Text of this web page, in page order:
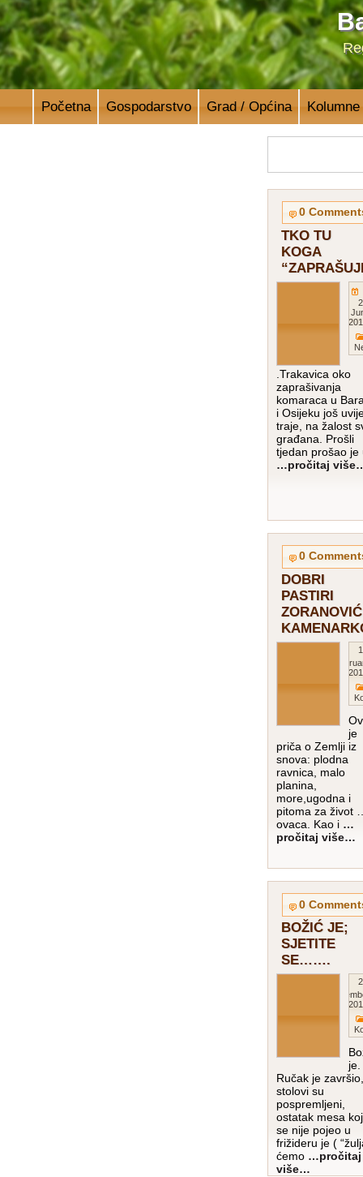
Početna Gospodarstvo Grad / Općina Kolumne
0
TKO TU
KOGA
.Trakavica oko
zaprašivanja
komaraca u
i Osijeku još
traje, na žalost
građana. Prošli
tjedan prošao je
…pročitaj
0
DOBRI
PASTIRI
je
priča o Zemlji iz
snova: plodna
ravnica, malo
planina,
more,ugodna i
pitoma za život
ovaca. Kao i …
pročitaj više…
0
BOŽIĆ JE;
SJETITE
SE…….
je.
Ručak je završio,
stolovi su
pospremljeni,
ostatak mesa
se nije pojeo u
frižideru je (
ćemo …pročitaj
više…